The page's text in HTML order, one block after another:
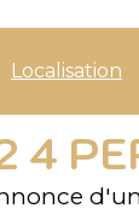
Localisation
4